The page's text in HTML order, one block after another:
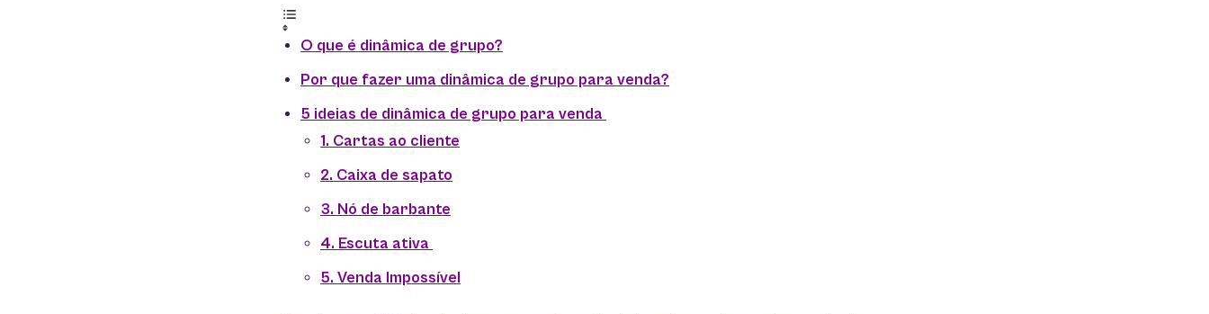
O que é dinâmica de grupo?
Por que fazer uma dinâmica de grupo para venda?
5 ideias de dinâmica de grupo para venda
1. Cartas ao cliente
2. Caixa de sapato
3. Nó de barbante
4. Escuta ativa
5. Venda Impossível